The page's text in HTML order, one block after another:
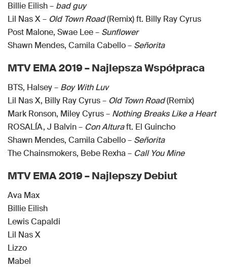
Billie Eilish – bad guy
Lil Nas X – Old Town Road(Remix) ft. Billy Ray Cyrus
Post Malone, Swae Lee – Sunflower
Shawn Mendes, Camila Cabello – Señorita
MTV EMA 2019 – Najlepsza Współpraca
BTS, Halsey – Boy With Luv
Lil Nas X, Billy Ray Cyrus – Old Town Road(Remix)
Mark Ronson, Miley Cyrus – Nothing Breaks Like a Heart
ROSALÍA, J Balvin – Con Alturaft. El Guincho
Shawn Mendes, Camila Cabello – Señorita
The Chainsmokers, Bebe Rexha – Call You Mine
MTV EMA 2019 – Najlepszy Debiut
Ava Max
Billie Eilish
Lewis Capaldi
Lil Nas X
Lizzo
Mabel